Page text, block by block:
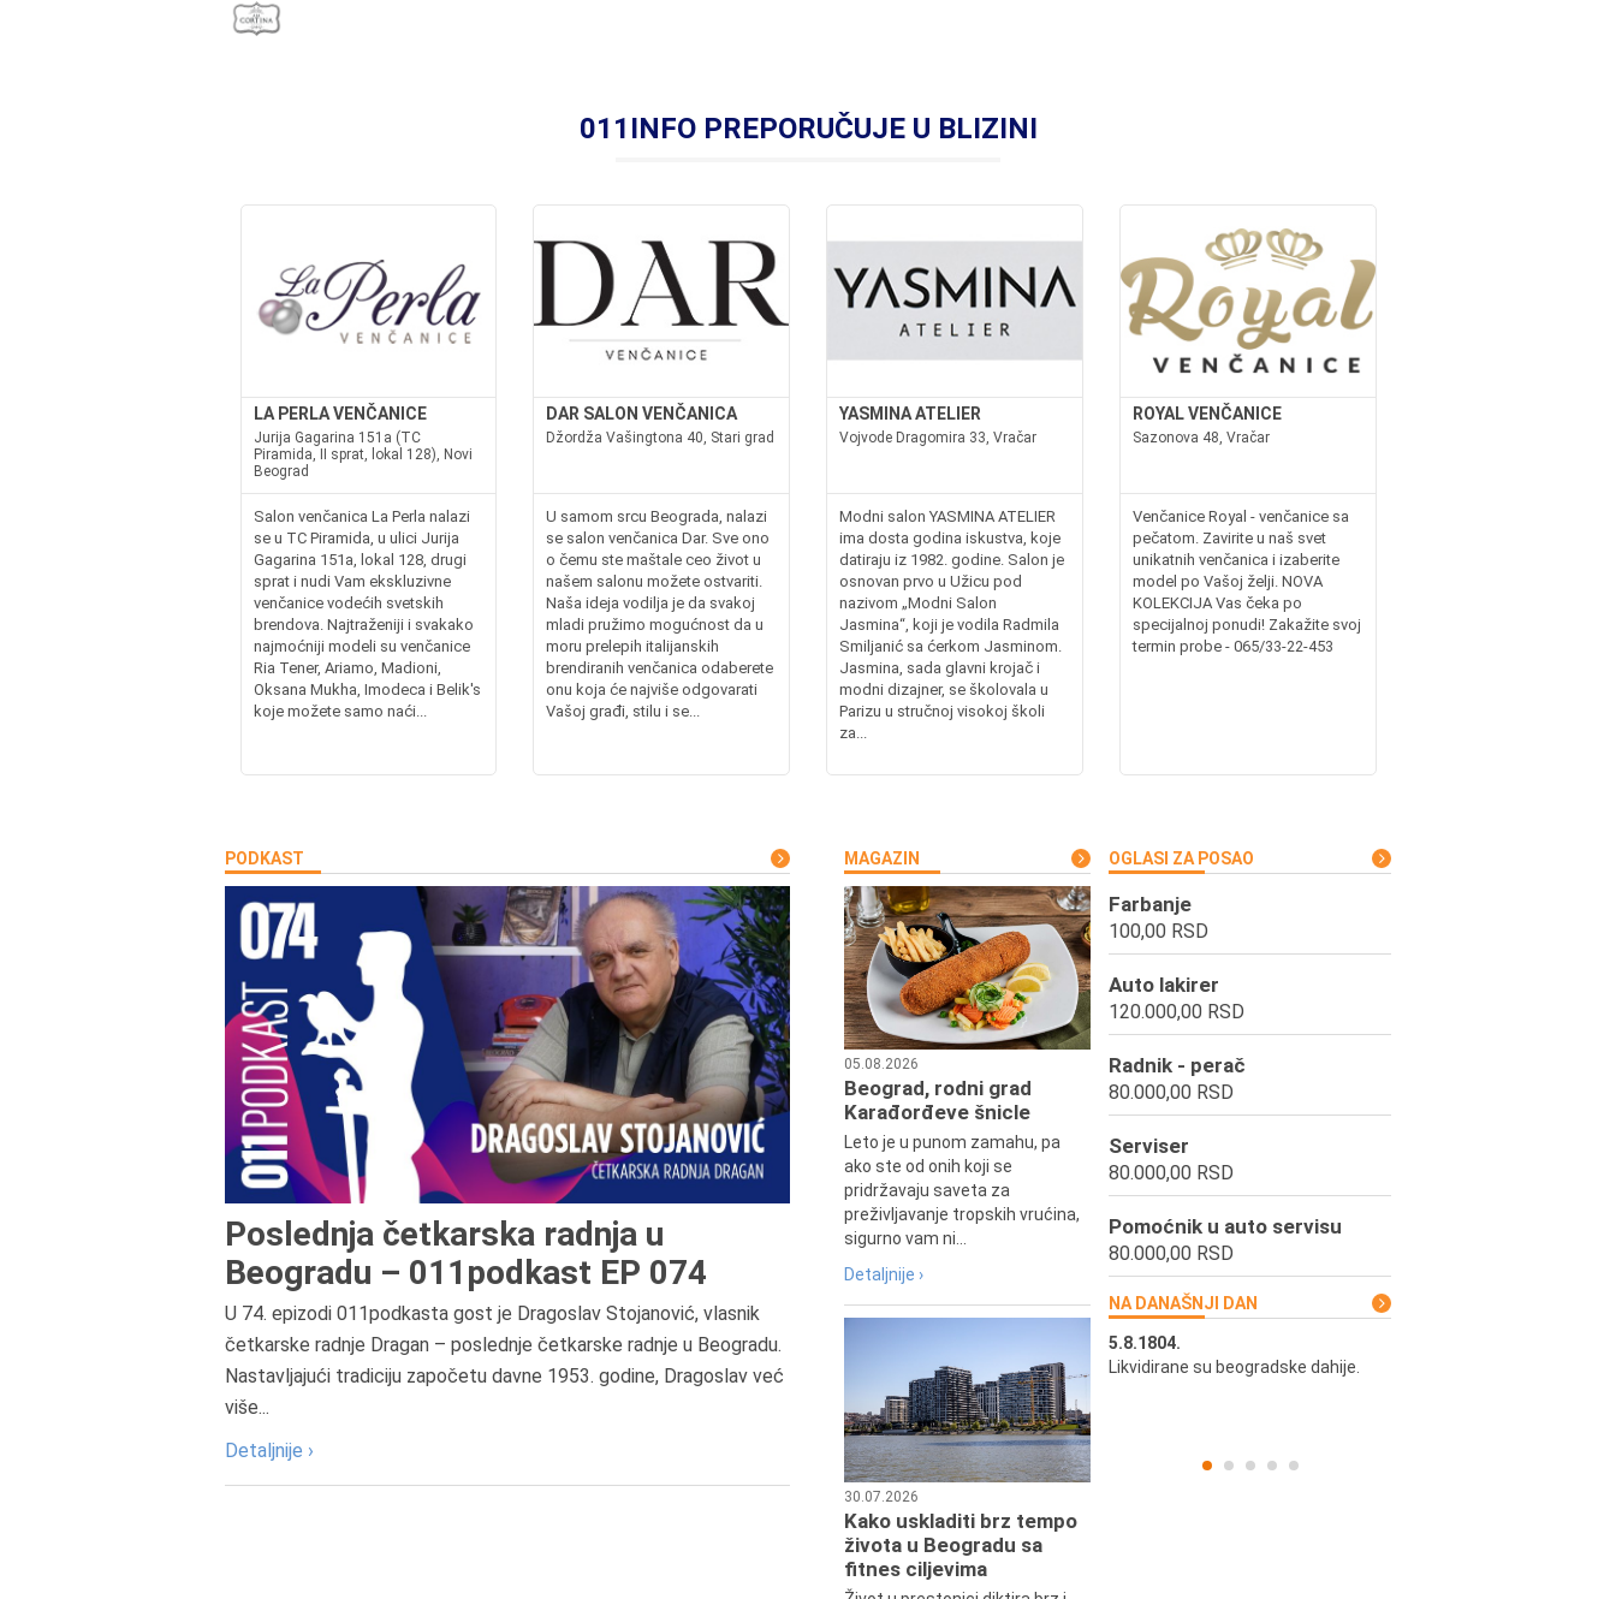
011INFO PREPORUČUJE U BLIZINI
LA PERLA VENČANICE
Jurija Gagarina 151a (TC
Piramida, II sprat, lokal 128), Novi
Beograd
Salon venčanica La Perla nalazi
se u TC Piramida, u ulici Jurija
Gagarina 151a, lokal 128, drugi
sprat i nudi Vam ekskluzivne
venčanice vodećih svetskih
brendova. Najtraženiji i svakako
najmoćniji modeli su venčanice
Ria Tener, Ariamo, Madioni,
Oksana Mukha, Imodeca i Belik's
koje možete samo naći...
DAR SALON VENČANICA
Džordža Vašingtona 40, Stari grad
U samom srcu Beograda, nalazi
se salon venčanica Dar. Sve ono
o čemu ste maštale ceo život u
našem salonu možete ostvariti.
Naša ideja vodilja je da svakoj
mladi pružimo mogućnost da u
moru prelepih italijanskih
brendiranih venčanica odaberete
onu koja će najviše odgovarati
Vašoj građi, stilu i se...
YASMINA ATELIER
Vojvode Dragomira 33, Vračar
Modni salon YASMINA ATELIER
ima dosta godina iskustva, koje
datiraju iz 1982. godine. Salon je
osnovan prvo u Užicu pod
nazivom „Modni Salon
Jasmina“, koji je vodila Radmila
Smiljanić sa ćerkom Jasminom.
Jasmina, sada glavni krojač i
modni dizajner, se školovala u
Parizu u stručnoj visokoj školi
za...
ROYAL VENČANICE
Sazonova 48, Vračar
Venčanice Royal - venčanice sa
pečatom. Zavirite u naš svet
unikatnih venčanica i izaberite
model po Vašoj želji. NOVA
KOLEKCIJA Vas čeka po
specijalnoj ponudi! Zakažite svoj
termin probe - 065/33-22-453
PODKAST
Poslednja četkarska radnja u
Beogradu – 011podkast EP 074
U 74. epizodi 011podkasta gost je Dragoslav Stojanović, vlasnik
četkarske radnje Dragan – poslednje četkarske radnje u Beogradu.
Nastavljajući tradiciju započetu davne 1953. godine, Dragoslav već
više...
Detaljnije ›
MAGAZIN
05.08.2026
Beograd, rodni grad
Karađorđeve šnicle
Leto je u punom zamahu, pa
ako ste od onih koji se
pridržavaju saveta za
preživljavanje tropskih vrućina,
sigurno vam ni...
Detaljnije ›
30.07.2026
Kako uskladiti brz tempo
života u Beogradu sa
fitnes ciljevima
OGLASI ZA POSAO
Farbanje
100,00 RSD
Auto lakirer
120.000,00 RSD
Radnik - perač
80.000,00 RSD
Serviser
80.000,00 RSD
Pomoćnik u auto servisu
80.000,00 RSD
NA DANAŠNJI DAN
U Beogradu preminula Isidora Bjelica,
popularna srpska književnica.
5.8.1804.
Likvidirane su beogradske dahije.